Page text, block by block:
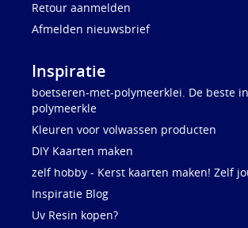
Retour aanmelden
Afmelden nieuwsbrief
Inspiratie
boetseren-met-polymeerklei. De beste
polymeerkle
Kleuren voor volwassen producten
DIY Kaarten maken
zelf hobby - Kerst kaarten maken! Zelf
Inspiratie Blog
Uv Resin kopen?